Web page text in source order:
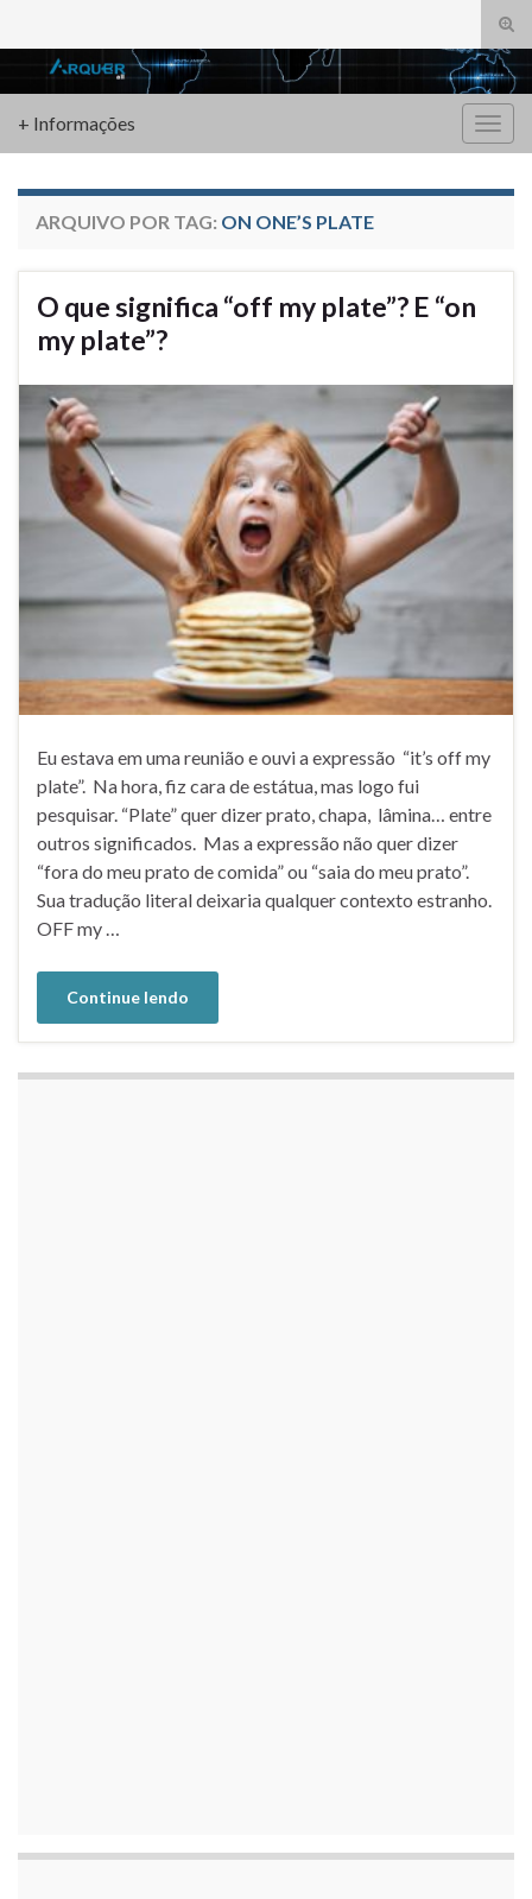
de
Search for:
+ Informações
ARQUIVO POR TAG: ON ONE’S PLATE
O que significa “off my plate”? E “on
my plate”?
Eu estava em uma reunião e ouvi a expressão “it’s off my
plate”. Na hora, fiz cara de estátua, mas logo fui
pesquisar. “Plate” quer dizer prato, chapa, lâmina… entre
outros significados. Mas a expressão não quer dizer
“fora do meu prato de comida” ou “saia do meu prato”.
Sua tradução literal deixaria qualquer contexto estranho.
OFF my …
Continue lendo